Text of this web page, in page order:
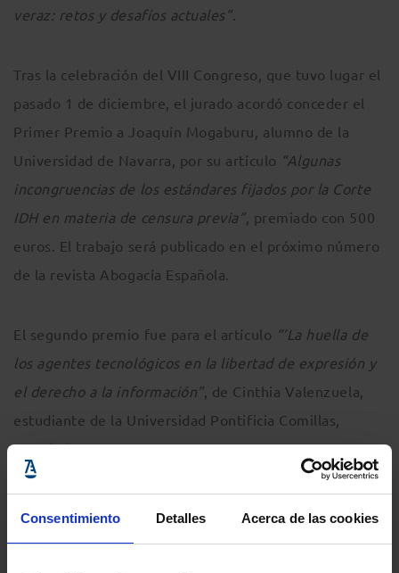
Consentimiento Detalles Acerca de las cookies
veraz: retos y desafíos actuales”.
Tras la celebración del VIII Congreso, que tuvo lugar el
pasado 1 de diciembre, el jurado acordó conceder el
Primer Premio a Joaquín Mogaburu, alumno de la
Universidad de Navarra, por su artículo “Algunas
incongruencias de los estándares fijados por la Corte
IDH en materia de censura previa”, premiado con 500
euros. El trabajo será publicado en el próximo número
de la revista Abogacía Española.
El segundo premio fue para el artículo “’La huella de
los agentes tecnológicos en la libertad de expresión y
el derecho a la información”, de Cinthia Valenzuela,
estudiante de la Universidad Pontificia Comillas,
premiado con 250 euros.